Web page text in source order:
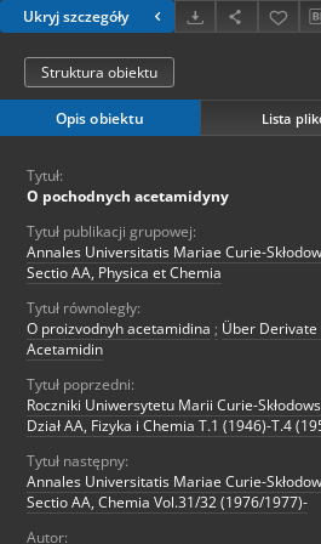
Ukryj szczegóły
Struktura obiektu
Opis obiektu Lista
Tytuł:
O pochodnych acetamidyny
Tytuł publikacji grupowej:
Annales Universitatis Mariae Curie-
Sectio AA, Physica et Chemia
Tytuł równoległy:
O proizvodnyh acetamidina ; Über Derivate
Acetamidin
Tytuł poprzedni:
Roczniki Uniwersytetu Marii Curie-
Dział AA, Fizyka i Chemia T.1 (1946)-T.4
Tytuł następny:
Annales Universitatis Mariae Curie-
Sectio AA, Chemia Vol.31/32 (1976/1977)-
Autor: